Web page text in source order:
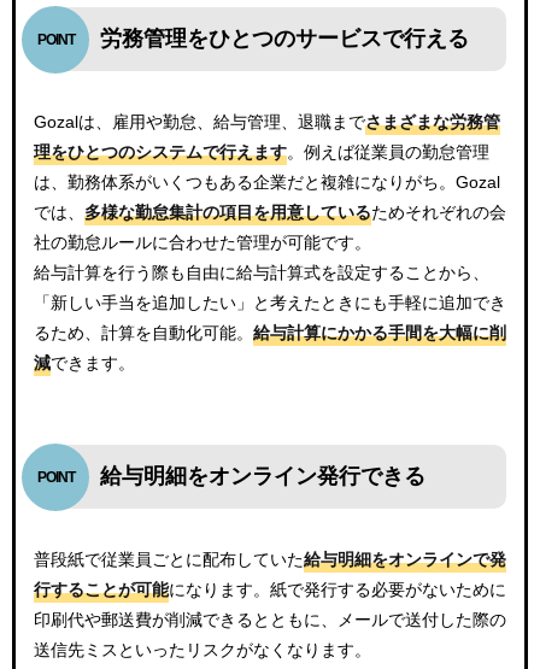
労務管理をひとつのサービスで行える
Gozalは、雇用や勤怠、給与管理、退職までさまざまな労務管
理をひとつのシステムで行えます。例えば従業員の勤怠管理
は、勤務体系がいくつもある企業だと複雑になりがち。Gozal
では、 多様な勤怠集計の項目を用意しているためそれぞれの会
社の勤怠ルールに合わせた管理が可能です。
給与計算を行う際も自由に給与計算式を設定することから、
「新しい手当を追加したい」と考えたときにも手軽に追加でき
るため、計算を自動化可能。 給与計算にかかる手間を大幅に削
減できます。
給与明細をオンライン発行できる
普段紙で従業員ごとに配布していた給与明細をオンラインで発
行することが可能になります。紙で発行する必要がないために
印刷代や郵送費が削減できるとともに、メールで送付した際の
送信先ミスといったリスクがなくなります。